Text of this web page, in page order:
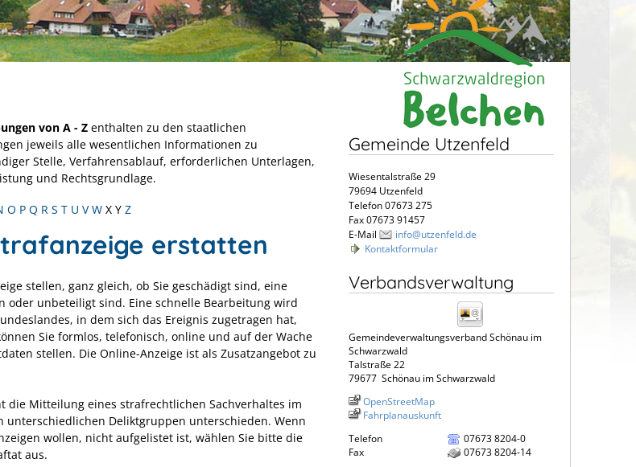
von A - Z enthalten zu den staatlichen
jeweils alle wesentlichen Informationen zu
Stelle, Verfahrensablauf, erforderlichen Unterlagen,
und Rechtsgrundlage.
O P Q R S T U V W X Y Z
erstatten
stellen, ganz gleich, ob Sie geschädigt sind, eine
oder unbeteiligt sind. Eine schnelle Bearbeitung wird
in dem sich das Ereignis zugetragen hat,
Sie formlos, telefonisch, online und auf der Wache
stellen. Die Online-Anzeige ist als Zusatzangebot zu
die Mitteilung eines strafrechtlichen Sachverhaltes im
unterschiedlichen Deliktgruppen unterschieden. Wenn
wollen, nicht aufgelistet ist, wählen Sie bitte die
aus.
Gemeinde Utzenfeld
Wiesentalstraße 29
79694 Utzenfeld
Telefon 07673 275
Fax 07673 91457
E-Mail
info@utzenfeld.de
Kontaktformular
Verbandsverwaltung
Gemeindeverwaltungsverband Schönau im
Schwarzwald
Talstraße 22
79677 Schönau im Schwarzwald
OpenStreetMap
Fahrplanauskunft
Telefon
07673 8204-0
Fax
07673 8204-14